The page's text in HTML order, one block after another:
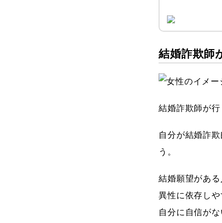
結婚詐欺師
結婚詐欺師が
自分が結婚詐
う。
結婚願望があ
異性に依存し
自分に自信が